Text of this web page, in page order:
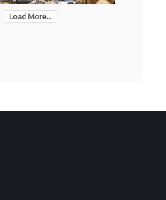
Load More...